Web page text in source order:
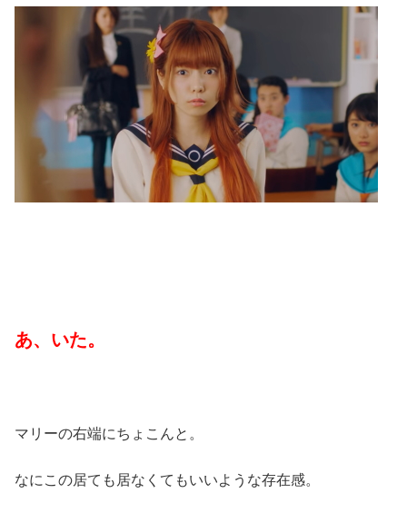
あ、いた。
マリーの右端にちょこんと。
なにこの居ても居なくてもいいような存在感。